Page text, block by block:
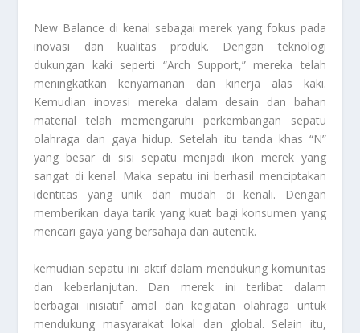
New Balance di kenal sebagai merek yang fokus pada
inovasi dan kualitas produk. Dengan teknologi
dukungan kaki seperti “Arch Support,” mereka telah
meningkatkan kenyamanan dan kinerja alas kaki.
Kemudian inovasi mereka dalam desain dan bahan
material telah memengaruhi perkembangan sepatu
olahraga dan gaya hidup. Setelah itu tanda khas “N”
yang besar di sisi sepatu menjadi ikon merek yang
sangat di kenal. Maka sepatu ini berhasil menciptakan
identitas yang unik dan mudah di kenali. Dengan
memberikan daya tarik yang kuat bagi konsumen yang
mencari gaya yang bersahaja dan autentik.
kemudian sepatu ini aktif dalam mendukung komunitas
dan keberlanjutan. Dan merek ini terlibat dalam
berbagai inisiatif amal dan kegiatan olahraga untuk
mendukung masyarakat lokal dan global. Selain itu,